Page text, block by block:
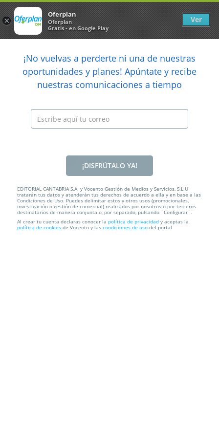

Caducada
Anterior
30€
EXCLUSIVO MENÚ EN ESTRELLA DEL NORTE
arrow_back Newsletter
¡No vuelvas a perderte ni una de nuestras
oportunidades y planes! Apúntate y recibe
nuestras comunicaciones a tiempo
¡DISFRÚTALO YA!
EDITORIAL CANTABRIA S.A. y Vocento Gestión de Medios y Servicios, S.L.U
tratarán tus datos y atenderán tus derechos de acuerdo a ella y en base a las
Condiciones de Uso. Puedes delimitar estos y otros usos (promocionales,
investigación o gestión de comercial) realizados por nosotros o por terceros
destinatarios de manera conjunta o, por separado, pulsando ¨Configurar¨.
Al crear tu cuenta declaras conocer la política de privacidad y aceptas la
política de cookies de Vocento y las condiciones de uso del portal
×
Oferplan
Oferplan
Gratis - en Google Play
Ver